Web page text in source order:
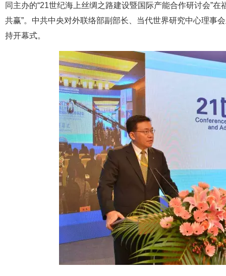
同主办的“21世纪海上丝绸之路建设暨国际产能合作研讨会”
共赢”。中共中央对外联络部副部长、当代世界研究中心理事
持开幕式。